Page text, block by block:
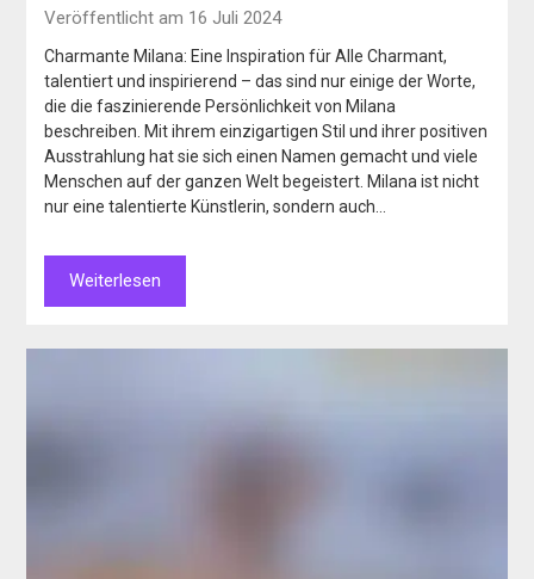
Veröffentlicht am 16 Juli 2024
Charmante Milana: Eine Inspiration für Alle Charmant,
talentiert und inspirierend – das sind nur einige der Worte,
die die faszinierende Persönlichkeit von Milana
beschreiben. Mit ihrem einzigartigen Stil und ihrer positiven
Ausstrahlung hat sie sich einen Namen gemacht und viele
Menschen auf der ganzen Welt begeistert. Milana ist nicht
nur eine talentierte Künstlerin, sondern auch…
Weiterlesen